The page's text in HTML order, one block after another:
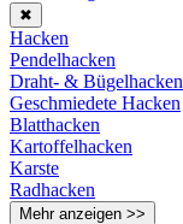
✖
Hacken
Pendelhacken
Draht- & Bügelhacken
Geschmiedete Hacken
Blatthacken
Kartoffelhacken
Karste
Radhacken
Mehr anzeigen >>